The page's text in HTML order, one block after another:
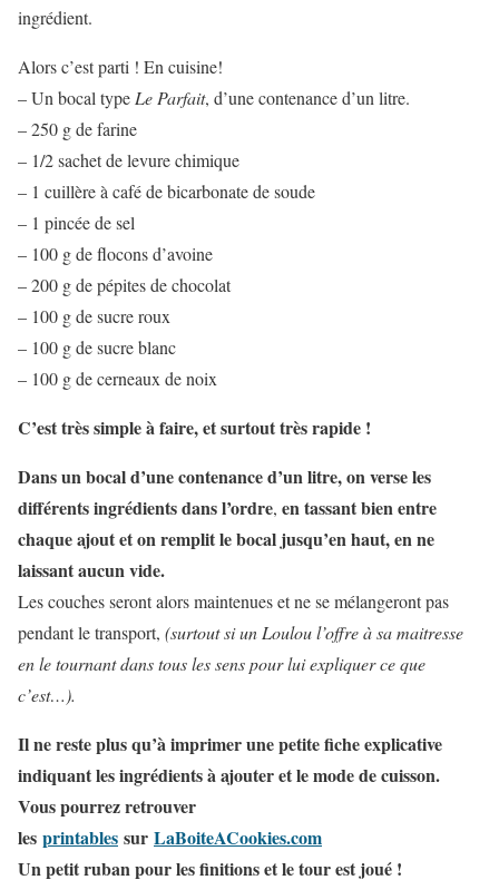
ingrédient.
Alors c’est parti ! En cuisine!
– Un bocal type Le Parfait, d’une contenance d’un litre.
– 250 g de farine
– 1/2 sachet de levure chimique
– 1 cuillère à café de bicarbonate de soude
– 1 pincée de sel
– 100 g de flocons d’avoine
– 200 g de pépites de chocolat
– 100 g de sucre roux
– 100 g de sucre blanc
– 100 g de cerneaux de noix
C’est très simple à faire, et surtout très rapide !
Dans un bocal d’une contenance d’un litre, on verse les
différents ingrédients dans l’ordre, en tassant bien entre
chaque ajout et on remplit le bocal jusqu’en haut, en ne
laissant aucun vide.
Les couches seront alors maintenues et ne se mélangeront pas
pendant le transport, (surtout si un Loulou l’offre à sa maitresse
en le tournant dans tous les sens pour lui expliquer ce que
c’est…).
Il ne reste plus qu’à imprimer une petite fiche explicative
indiquant les ingrédients à ajouter et le mode de cuisson.
Vous pourrez retrouver
les printables sur LaBoiteACookies.com
Un petit ruban pour les finitions et le tour est joué !